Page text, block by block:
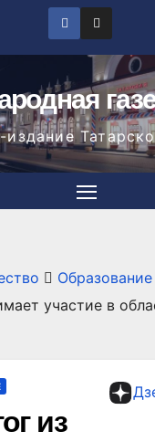
издание
Образование
участие в
из